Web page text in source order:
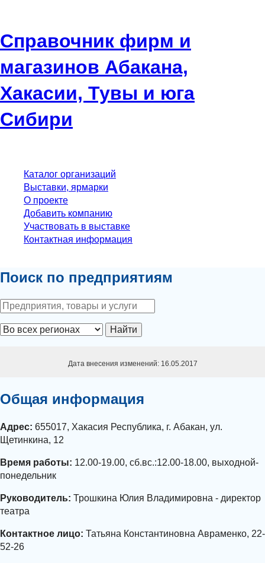
Справочник фирм и
магазинов Абакана,
Хакасии, Тувы и юга
Сибири
Каталог организаций
Выставки, ярмарки
О проекте
Добавить компанию
Участвовать в выставке
Контактная информация
Поиск по предприятиям
Найти
Дата внесения изменений: 16.05.2017
Общая информация
Адрес: 655017, Хакасия Республика, г. Абакан, ул.
Щетинкина, 12
Время работы: 12.00-19.00, сб.вс.:12.00-18.00, выходной-
понедельник
Руководитель: Трошкина Юлия Владимировна - директор
театра
Контактное лицо: Татьяна Константиновна Авраменко, 22-
52-26